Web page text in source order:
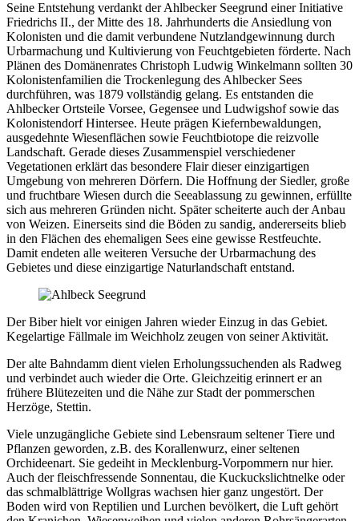
Seine Entstehung verdankt der Ahlbecker Seegrund einer Initiative
Friedrichs II., der Mitte des 18. Jahrhunderts die Ansiedlung von
Kolonisten und die damit verbundene Nutzlandgewinnung durch
Urbarmachung und Kultivierung von Feuchtgebieten förderte. Nach
Plänen des Domänenrates Christoph Ludwig Winkelmann sollten 30
Kolonistenfamilien die Trockenlegung des Ahlbecker Sees
durchführen, was 1879 vollständig gelang. Es entstanden die
Ahlbecker Ortsteile Vorsee, Gegensee und Ludwigshof sowie das
Kolonistendorf Hintersee. Heute prägen Kiefernbewaldungen,
ausgedehnte Wiesenflächen sowie Feuchtbiotope die reizvolle
Landschaft. Gerade dieses Zusammenspiel verschiedener
Vegetationen erklärt das besondere Flair dieser einzigartigen
Umgebung von mehreren Dörfern. Die Hoffnung der Siedler, große
und fruchtbare Wiesen durch die Seeablassung zu gewinnen, erfüllte
sich aus mehreren Gründen nicht. Später scheiterte auch der Anbau
von Weizen. Einerseits sind die Böden zu sandig, andererseits blieb
in den Flächen des ehemaligen Sees eine gewisse Restfeuchte.
Damit endeten alle weiteren Versuche der Urbarmachung des
Gebietes und diese einzigartige Naturlandschaft entstand.
Der Biber hielt vor einigen Jahren wieder Einzug in das Gebiet.
Kegelartige Fällmale im Weichholz zeugen von seiner Aktivität.
Der alte Bahndamm dient vielen Erholungssuchenden als Radweg
und verbindet auch wieder die Orte. Gleichzeitig erinnert er an
frühere Blütezeiten und die Nähe zur Stadt der pommerschen
Herzöge, Stettin.
Viele unzugängliche Gebiete sind Lebensraum seltener Tiere und
Pflanzen geworden, z.B. des Korallenwurz, einer seltenen
Orchideenart. Sie gedeiht in Mecklenburg-Vorpommern nur hier.
Auch der fleischfressende Sonnentau, die Kuckuckslichtnelke oder
das schmalblättrige Wollgras wachsen hier ganz ungestört. Der
Boden wird von Reptilien und Lurchen bevölkert, die Luft gehört